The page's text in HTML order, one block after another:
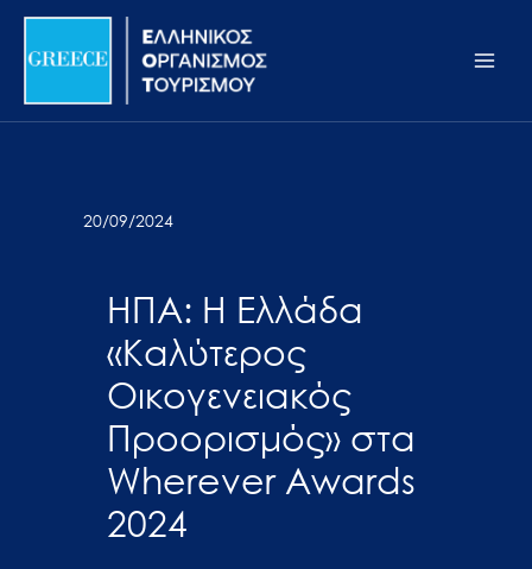
Σημείωση:
ιστότοπος
προσβασιμότητας.
Μετάβαση
περιεχόμενο
20/09/2024
ΗΠΑ: Η Ελλάδα
«Καλύτερος
Οικογενειακός
Προορισμός» στα
Wherever Awards
2024